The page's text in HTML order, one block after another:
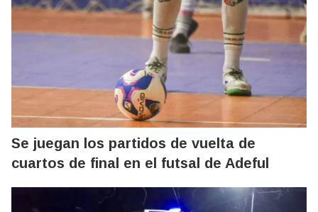
Se juegan los partidos de vuelta de
cuartos de final en el futsal de Adeful